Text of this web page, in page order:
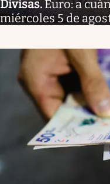
Divisas.Euro: a
miércoles 5 de